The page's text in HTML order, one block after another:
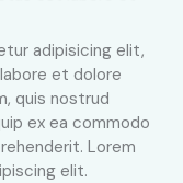
adipisicing elit,
et dolore
quis nostrud
ex ea commodo
Lorem
elit.